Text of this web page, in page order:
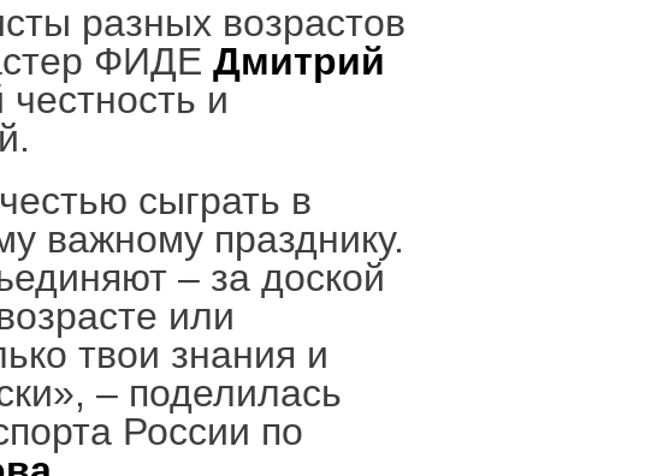
разных возрастов
ФИДЕ Дмитрий
и
сыграть в
важному празднику.
– за доской
или
твои знания и
– поделилась
России по